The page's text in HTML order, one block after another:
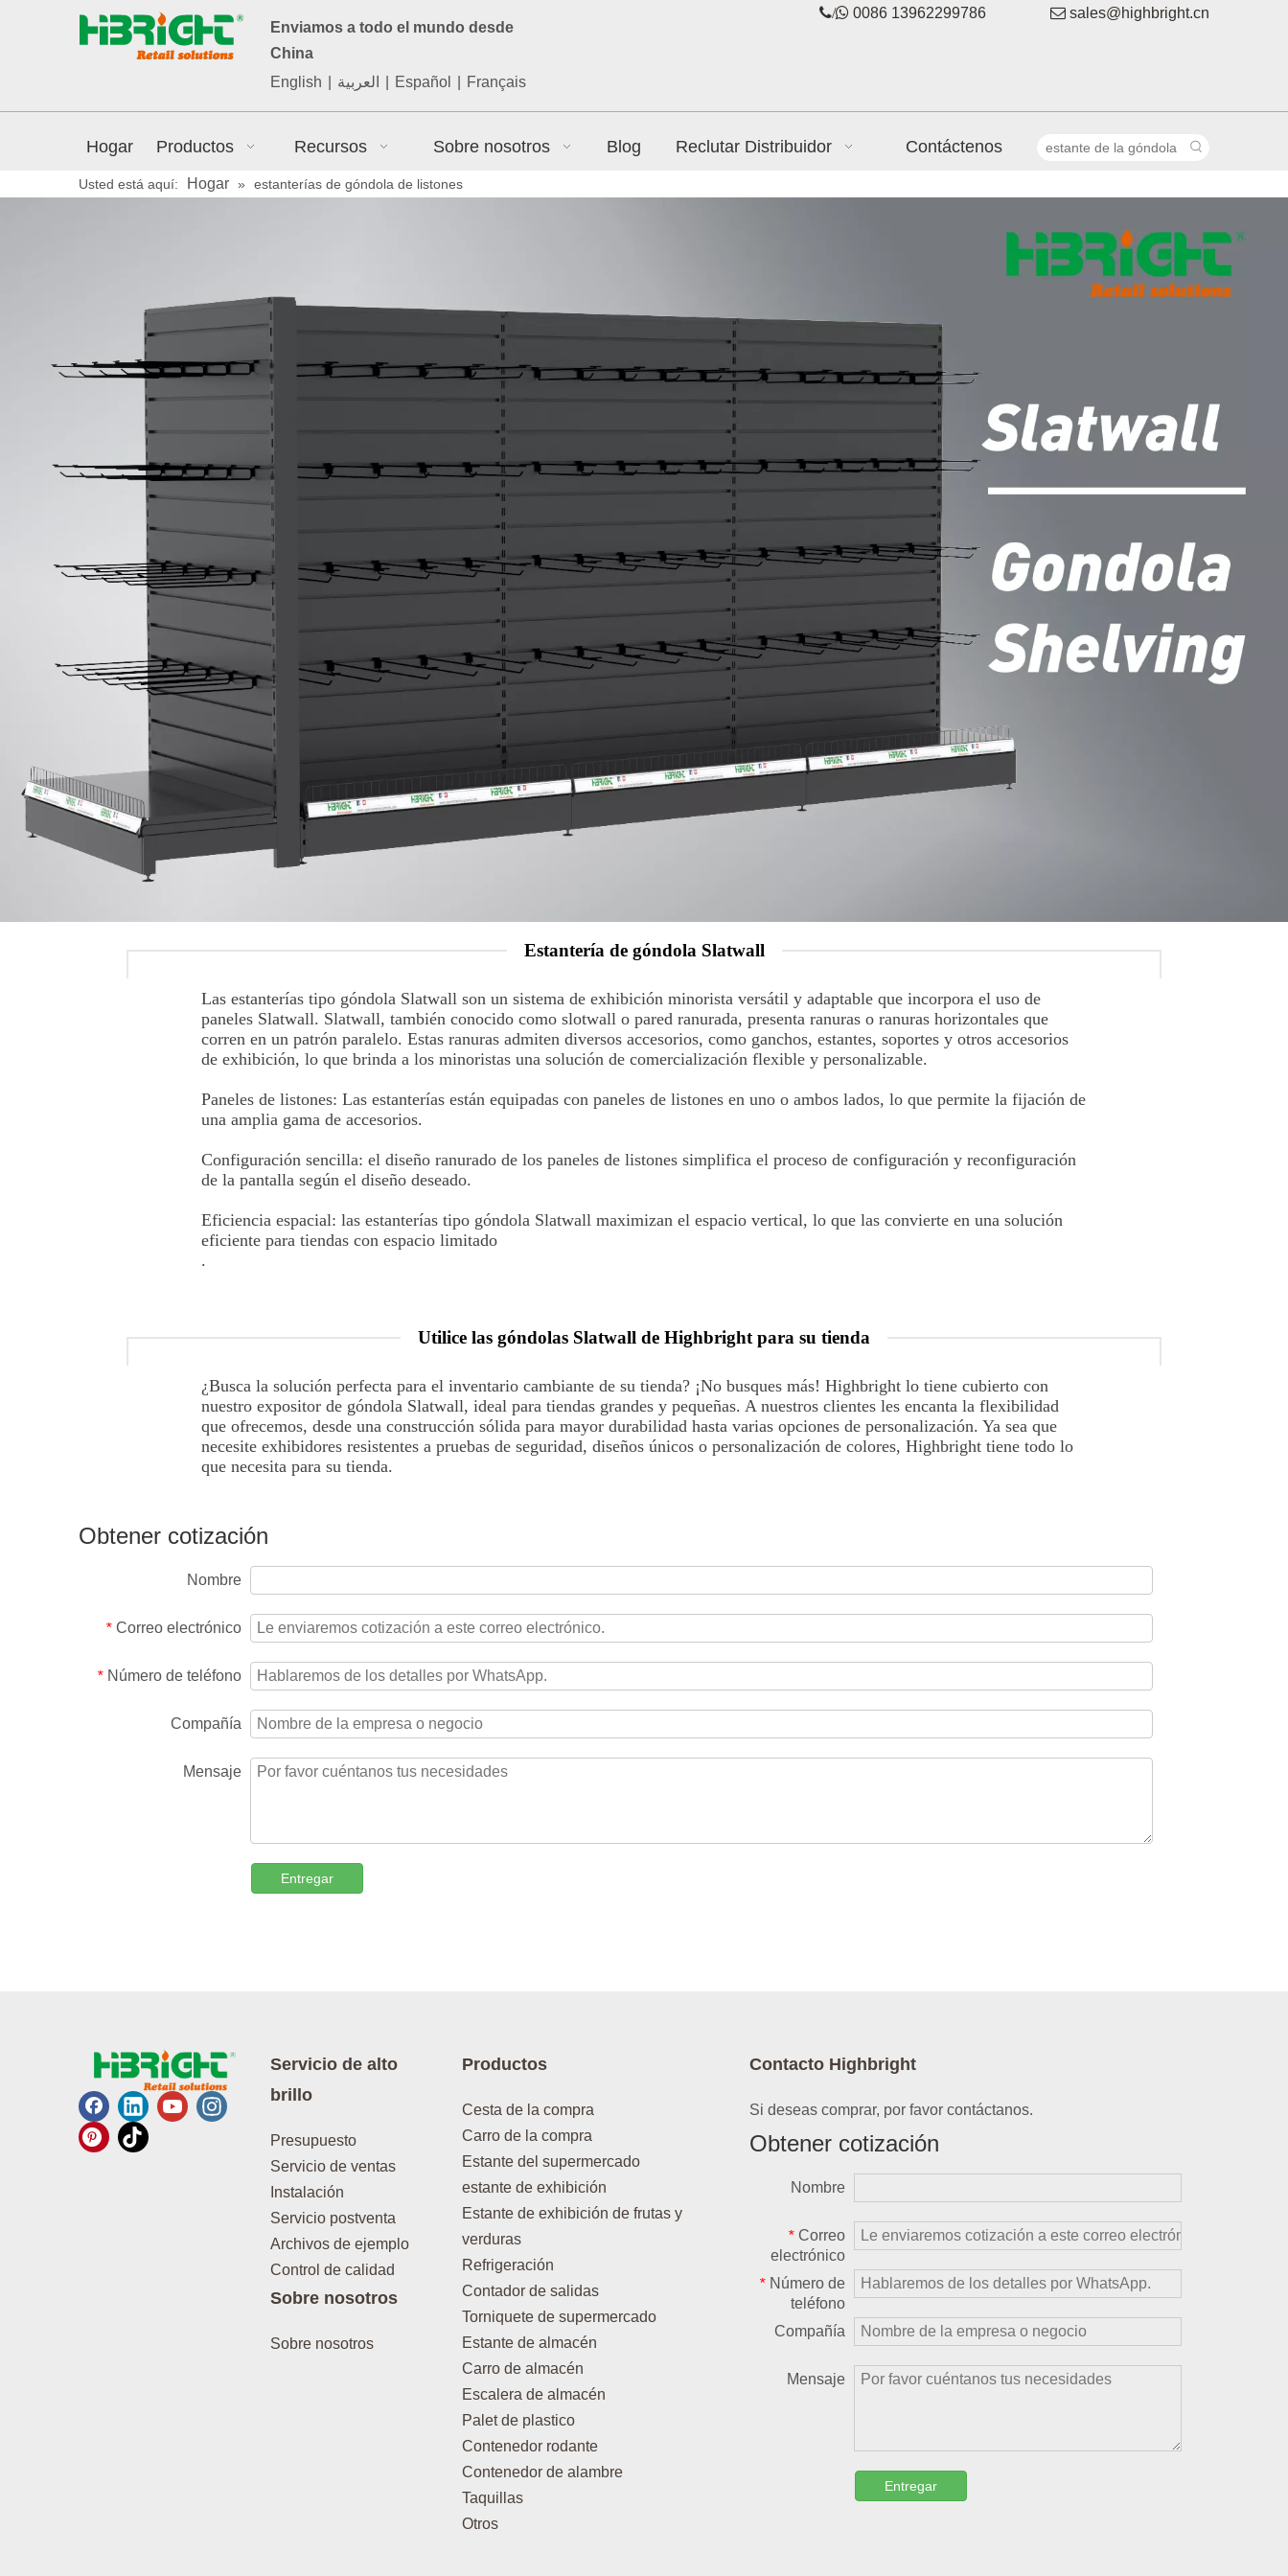
Enviamos a todo el mundo desde
China
English
العربية Español Français
/ 0086 13962299786  sales@highbright.cn
Hogar Productos Recursos Sobre nosotros Blog Reclutar Distribuidor Contáctenos
Usted está aquí: Hogar » estanterías de góndola de listones
Estantería de góndola Slatwall
Las estanterías tipo góndola Slatwall son un sistema de exhibición minorista versátil y adaptable que incorpora el uso de
paneles Slatwall. Slatwall, también conocido como slotwall o pared ranurada, presenta ranuras o ranuras horizontales que
corren en un patrón paralelo. Estas ranuras admiten diversos accesorios, como ganchos, estantes, soportes y otros accesorios
de exhibición, lo que brinda a los minoristas una solución de comercialización flexible y personalizable.
Paneles de listones: Las estanterías están equipadas con paneles de listones en uno o ambos lados, lo que permite la fijación de
una amplia gama de accesorios.
Configuración sencilla: el diseño ranurado de los paneles de listones simplifica el proceso de configuración y reconfiguración
de la pantalla según el diseño deseado.
Eficiencia espacial: las estanterías tipo góndola Slatwall maximizan el espacio vertical, lo que las convierte en una solución
eficiente para tiendas con espacio limitado
.
Utilice las góndolas Slatwall de Highbright para su tienda
¿Busca la solución perfecta para el inventario cambiante de su tienda? ¡No busques más! Highbright lo tiene cubierto con
nuestro expositor de góndola Slatwall, ideal para tiendas grandes y pequeñas. A nuestros clientes les encanta la flexibilidad
que ofrecemos, desde una construcción sólida para mayor durabilidad hasta varias opciones de personalización. Ya sea que
necesite exhibidores resistentes a pruebas de seguridad, diseños únicos o personalización de colores, Highbright tiene todo lo
que necesita para su tienda.
Obtener cotización
Nombre
* Correo electrónico
* Número de teléfono
Compañía
Mensaje
Entregar
Servicio de alto
brillo
Presupuesto
Servicio de ventas
Instalación
Servicio postventa
Archivos de ejemplo
Control de calidad
Sobre nosotros
Sobre nosotros
Productos
Cesta de la compra
Carro de la compra
Estante del supermercado
estante de exhibición
Estante de exhibición de frutas y
verduras
Refrigeración
Contador de salidas
Torniquete de supermercado
Estante de almacén
Carro de almacén
Escalera de almacén
Palet de plastico
Contenedor rodante
Contenedor de alambre
Taquillas
Otros
Contacto Highbright
Si deseas comprar, por favor contáctanos.
Obtener cotización
Nombre
* Correo
electrónico
* Número de
teléfono
Compañía
Mensaje
Entregar